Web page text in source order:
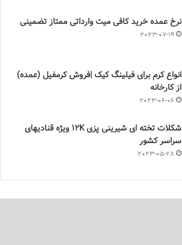
نرخ عمده خرید کافی میت وارداتی ممتاز تضمینی
2023-07-19
انواع کرم برای فیلینگ کیک |فروش کرمفیل (عمده)
از کارخانه
2023-06-06
شکلات تخته ای شیرینی پزی 12K ویژه قنادیهای
سراسر کشور
2023-05-28